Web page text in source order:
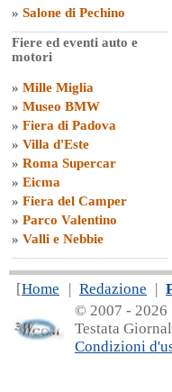
» Salone di Pechino
Fiere ed eventi auto e
motori
» Mille Miglia
» Museo BMW
» Fiera di Padova
» Villa d'Este
» Roma Supercar
» Eicma
» Fiera del Camper
» Parco Valentino
» Valli e Nebbie
[Home | Redazione |
© 2007 - 2026
Testata
Condizioni